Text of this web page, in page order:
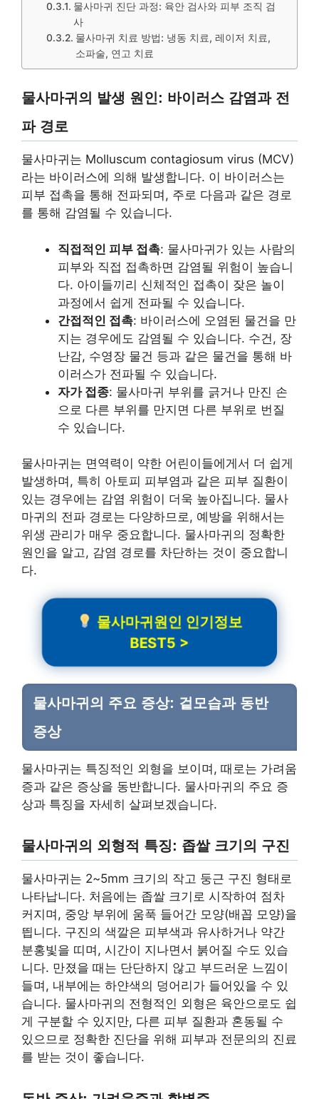
물사마귀 진단 과정: 육안 검사와 피부 조직 검
사
물사마귀 치료 방법: 냉동 치료, 레이저 치료,
소파술, 연고 치료
물사마귀의 발생 원인: 바이러스 감염과 전
파 경로
물사마귀는 Molluscum contagiosum virus (MCV)
라는 바이러스에 의해 발생합니다. 이 바이러스는
피부 접촉을 통해 전파되며, 주로 다음과 같은 경로
를 통해 감염될 수 있습니다.
직접적인 피부 접촉: 물사마귀가 있는 사람의
피부와 직접 접촉하면 감염될 위험이 높습니
다. 아이들끼리 신체적인 접촉이 잦은 놀이
과정에서 쉽게 전파될 수 있습니다.
간접적인 접촉: 바이러스에 오염된 물건을 만
지는 경우에도 감염될 수 있습니다. 수건, 장
난감, 수영장 물건 등과 같은 물건을 통해 바
이러스가 전파될 수 있습니다.
자가 접종: 물사마귀 부위를 긁거나 만진 손
으로 다른 부위를 만지면 다른 부위로 번질
수 있습니다.
물사마귀는 면역력이 약한 어린이들에게서 더 쉽게
발생하며, 특히 아토피 피부염과 같은 피부 질환이
있는 경우에는 감염 위험이 더욱 높아집니다. 물사
마귀의 전파 경로는 다양하므로, 예방을 위해서는
위생 관리가 매우 중요합니다. 물사마귀의 정확한
원인을 알고, 감염 경로를 차단하는 것이 중요합니
다.
물사마귀원인 인기정보
BEST5 >
물사마귀의 주요 증상: 겉모습과 동반
증상
물사마귀는 특징적인 외형을 보이며, 때로는 가려움
증과 같은 증상을 동반합니다. 물사마귀의 주요 증
상과 특징을 자세히 살펴보겠습니다.
물사마귀의 외형적 특징: 좁쌀 크기의 구진
물사마귀는 2~5mm 크기의 작고 둥근 구진 형태로
나타납니다. 처음에는 좁쌀 크기로 시작하여 점차
커지며, 중앙 부위에 움푹 들어간 모양(배꼽 모양)을
띕니다. 구진의 색깔은 피부색과 유사하거나 약간
분홍빛을 띠며, 시간이 지나면서 붉어질 수도 있습
니다. 만졌을 때는 단단하지 않고 부드러운 느낌이
들며, 내부에는 하얀색의 덩어리가 들어있을 수 있
습니다. 물사마귀의 전형적인 외형은 육안으로도 쉽
게 구분할 수 있지만, 다른 피부 질환과 혼동될 수
있으므로 정확한 진단을 위해 피부과 전문의의 진료
를 받는 것이 좋습니다.